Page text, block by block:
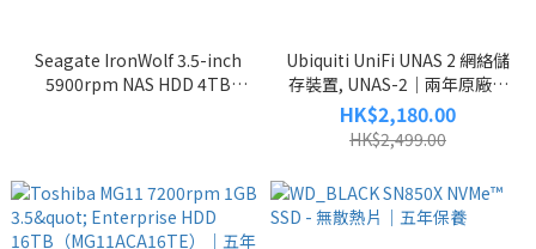
Seagate IronWolf 3.5-inch
5900rpm NAS HDD 4TB
Ubiquiti UniFi UNAS 2 網絡儲
存裝置, UNAS-2｜兩年原廠保
養｜免信用卡手續費
HK$2,180.00
HK$2,499.00